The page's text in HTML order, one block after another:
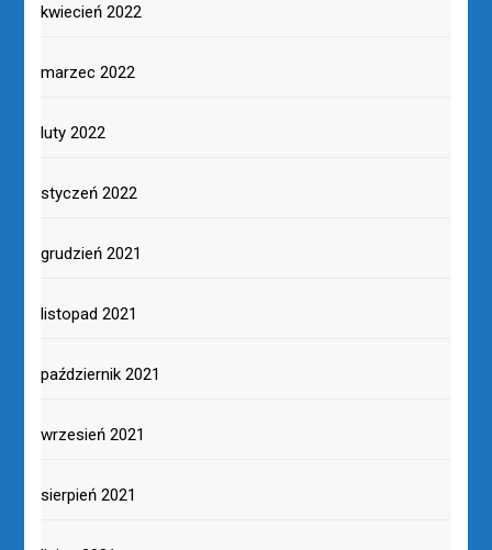
kwiecień 2022
marzec 2022
luty 2022
styczeń 2022
grudzień 2021
listopad 2021
październik 2021
wrzesień 2021
sierpień 2021